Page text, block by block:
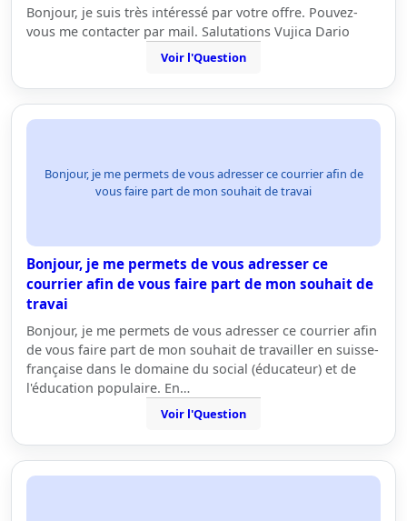
Bonjour, je suis très intéressé par votre offre. Pouvez-
vous me contacter par mail. Salutations Vujica Dario
Voir l'Question
Bonjour, je me permets de vous adresser ce courrier afin de
vous faire part de mon souhait de travai
Bonjour, je me permets de vous adresser ce
courrier afin de vous faire part de mon souhait de
travai
Bonjour, je me permets de vous adresser ce courrier afin
de vous faire part de mon souhait de travailler en suisse-
française dans le domaine du social (éducateur) et de
l'éducation populaire. En…
Voir l'Question